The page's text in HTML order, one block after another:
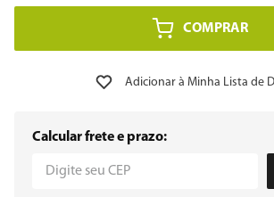
COMPRAR
Calcular frete e prazo:
8
9º microondas
multiprocessador